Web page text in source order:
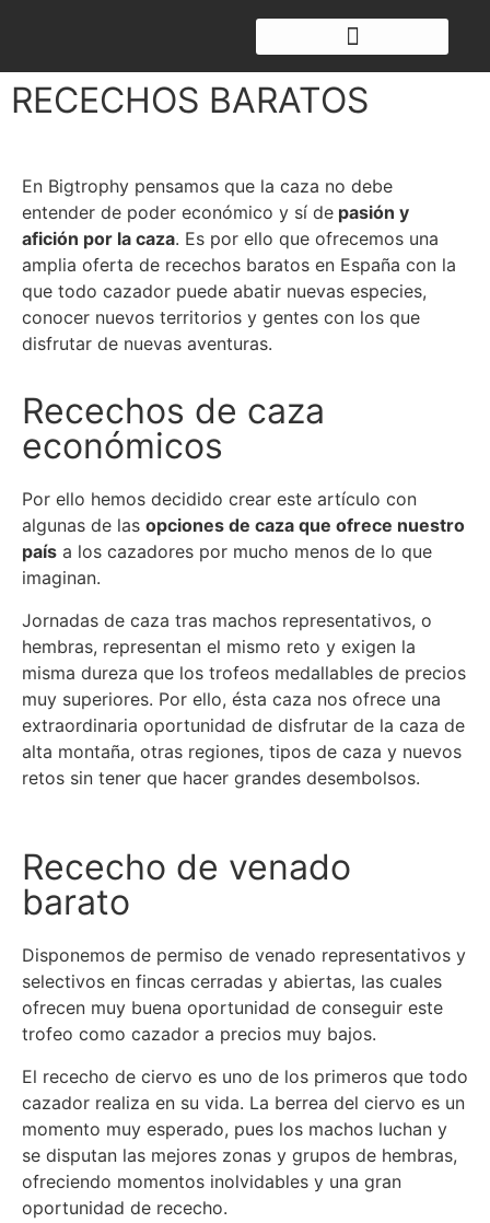
RECECHOS BARATOS
En Bigtrophy pensamos que la caza no debe
entender de poder económico y sí de pasión y
afición por la caza. Es por ello que ofrecemos una
amplia oferta de recechos baratos en España con la
que todo cazador puede abatir nuevas especies,
conocer nuevos territorios y gentes con los que
disfrutar de nuevas aventuras.
Recechos de caza
económicos
Por ello hemos decidido crear este artículo con
algunas de las opciones de caza que ofrece nuestro
país a los cazadores por mucho menos de lo que
imaginan.
Jornadas de caza tras machos representativos, o
hembras, representan el mismo reto y exigen la
misma dureza que los trofeos medallables de precios
muy superiores. Por ello, ésta caza nos ofrece una
extraordinaria oportunidad de disfrutar de la caza de
alta montaña, otras regiones, tipos de caza y nuevos
retos sin tener que hacer grandes desembolsos.
Rececho de venado
barato
Disponemos de permiso de venado representativos y
selectivos en fincas cerradas y abiertas, las cuales
ofrecen muy buena oportunidad de conseguir este
trofeo como cazador a precios muy bajos.
El rececho de ciervo es uno de los primeros que todo
cazador realiza en su vida. La berrea del ciervo es un
momento muy esperado, pues los machos luchan y
se disputan las mejores zonas y grupos de hembras,
ofreciendo momentos inolvidables y una gran
oportunidad de rececho.